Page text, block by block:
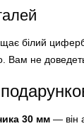
білий
Вам не
30 мм — він